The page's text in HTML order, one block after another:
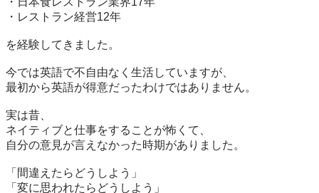
・レストラン経営12年
を経験してきました。
今では英語で不自由なく生活していますが、
最初から英語が得意だったわけではありません。
実は昔、
ネイティブと仕事をすることが怖くて、
自分の意見が言えなかった時期がありました。
「間違えたらどうしよう」
「変に思われたらどうしよう」